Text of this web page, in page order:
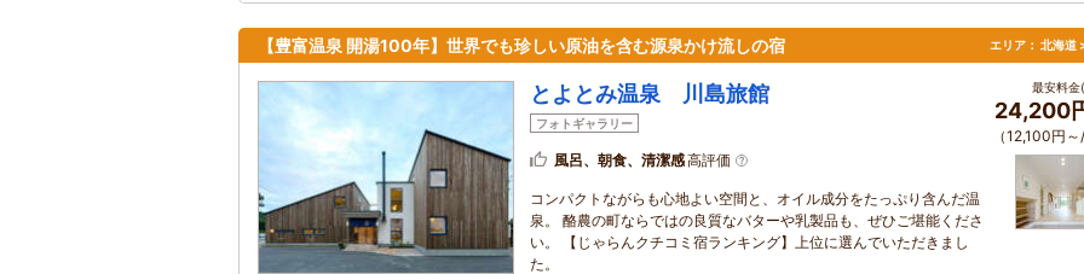
【豊富温泉 開湯100年】世界でも珍しい原油を含む源泉かけ流しの宿 エリア： 北海道
とよとみ温泉 川島旅館
フォトギャラリー
風呂、朝食、清潔感高評価
コンパクトながらも心地よい空間と、オイル成分をたっぷり含んだ温
泉。 酪農の町ならではの良質なバターや乳製品も、ぜひご堪能くださ
い。 【じゃらんクチコミ宿ランキング】上位に選んでいただきまし
た。
最安料金
24,200
（12,100円～/